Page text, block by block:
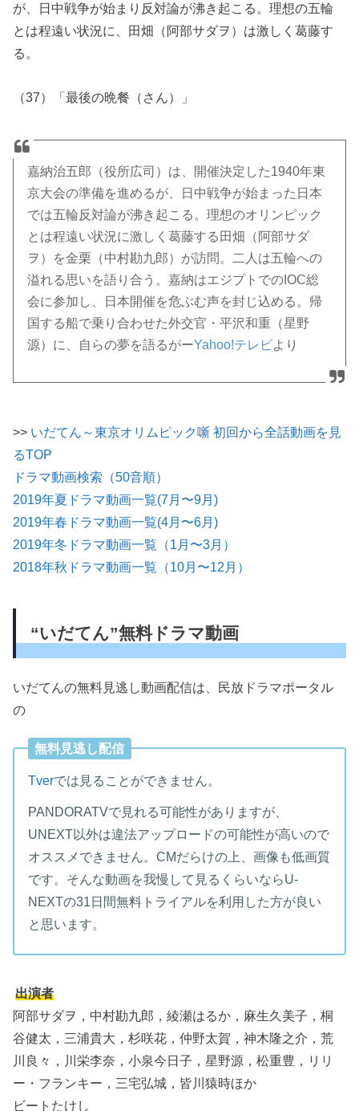
が、日中戦争が始まり反対論が沸き起こる。理想の五輪
とは程遠い状況に、田畑（阿部サダヲ）は激しく葛藤す
る。
（37）「最後の晩餐（さん）」
嘉納治五郎（役所広司）は、開催決定した1940年東
京大会の準備を進めるが、日中戦争が始まった日本
では五輪反対論が沸き起こる。理想のオリンピック
とは程遠い状況に激しく葛藤する田畑（阿部サダ
ヲ）を金栗（中村勘九郎）が訪問。二人は五輪への
溢れる思いを語り合う。嘉納はエジプトでのIOC総
会に参加し、日本開催を危ぶむ声を封じ込める。帰
国する船で乗り合わせた外交官・平沢和重（星野
源）に、自らの夢を語るがーYahoo!テレビより
>> いだてん～東京オリムピック噺 初回から全話動画を見
るTOP
ドラマ動画検索（50音順）
2019年夏ドラマ動画一覧(7月〜9月)
2019年春ドラマ動画一覧(4月〜6月)
2019年冬ドラマ動画一覧（1月〜3月）
2018年秋ドラマ動画一覧（10月〜12月）
“いだてん”無料ドラマ動画
いだてんの無料見逃し動画配信は、民放ドラマポータル
の
無料見逃し配信
Tverでは見ることができません。
PANDORATVで見れる可能性がありますが、
UNEXT以外は違法アップロードの可能性が高いので
オススメできません。CMだらけの上、画像も低画質
です。そんな動画を我慢して見るくらいならU-
NEXTの31日間無料トライアルを利用した方が良い
と思います。
出演者
阿部サダヲ，中村勘九郎，綾瀬はるか，麻生久美子，桐
谷健太，三浦貴大，杉咲花，仲野太賀，神木隆之介，荒
川良々，川栄李奈，小泉今日子，星野源，松重豊，リリ
ー・フランキー，三宅弘城，皆川猿時ほか
ビートたけし